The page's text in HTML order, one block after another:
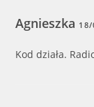
Agnieszka 18/
Kod działa.